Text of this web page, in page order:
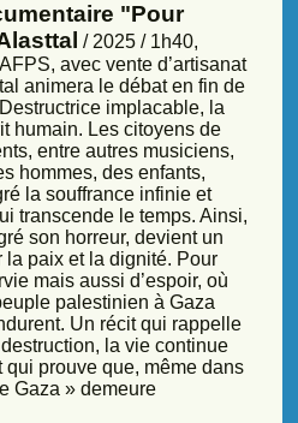
"Pour
/ 2025 / 1h40,
avec vente d’artisanat
animera le débat en fin de
implacable, la
humain. Les citoyens de
entre autres musiciens,
hommes, des enfants,
la souffrance infinie et
transcende le temps. Ainsi,
son horreur, devient un
paix et la dignité. Pour
mais aussi d’espoir, où
palestinien à Gaza
Un récit qui rappelle
la vie continue
prouve que, même dans
Gaza » demeure